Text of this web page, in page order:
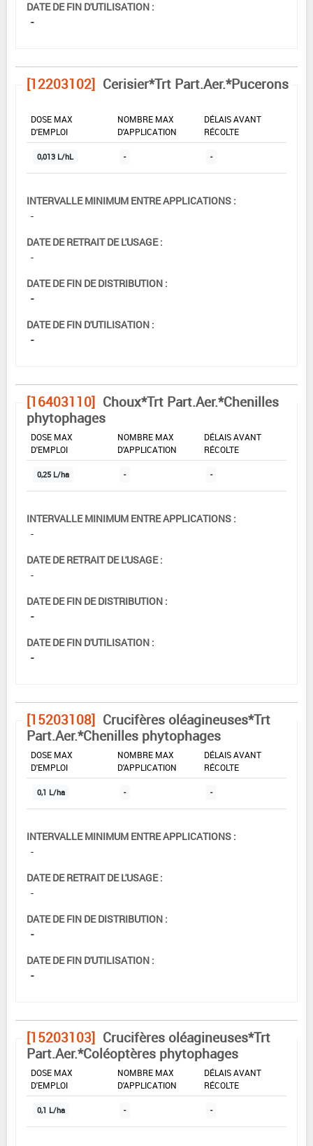
DATE DE FIN D'UTILISATION :
-
[12203102] Cerisier*Trt Part.Aer.*Pucerons
DOSE MAX
D'EMPLOI
NOMBRE MAX
D'APPLICATION
DÉLAIS AVANT
RÉCOLTE
0,013 L/hL - -
INTERVALLE MINIMUM ENTRE APPLICATIONS :
-
DATE DE RETRAIT DE L'USAGE :
-
DATE DE FIN DE DISTRIBUTION :
-
DATE DE FIN D'UTILISATION :
-
[16403110] Choux*Trt Part.Aer.*Chenilles
phytophages
DOSE MAX
D'EMPLOI
NOMBRE MAX
D'APPLICATION
DÉLAIS AVANT
RÉCOLTE
0,25 L/ha - -
INTERVALLE MINIMUM ENTRE APPLICATIONS :
-
DATE DE RETRAIT DE L'USAGE :
-
DATE DE FIN DE DISTRIBUTION :
-
DATE DE FIN D'UTILISATION :
-
[15203108] Crucifères oléagineuses*Trt
Part.Aer.*Chenilles phytophages
DOSE MAX
D'EMPLOI
NOMBRE MAX
D'APPLICATION
DÉLAIS AVANT
RÉCOLTE
0,1 L/ha - -
INTERVALLE MINIMUM ENTRE APPLICATIONS :
-
DATE DE RETRAIT DE L'USAGE :
-
DATE DE FIN DE DISTRIBUTION :
-
DATE DE FIN D'UTILISATION :
-
[15203103] Crucifères oléagineuses*Trt
Part.Aer.*Coléoptères phytophages
DOSE MAX
D'EMPLOI
NOMBRE MAX
D'APPLICATION
DÉLAIS AVANT
RÉCOLTE
0,1 L/ha - -